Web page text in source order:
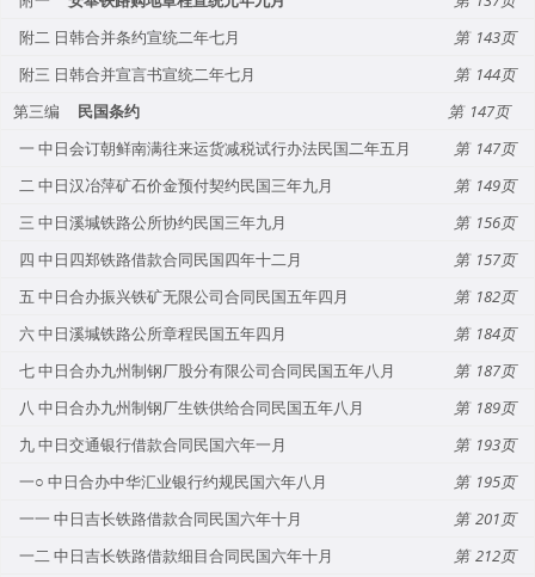
附二 日韩合并条约宣统二年七月
143
附三 日韩合并宣言书宣统二年七月
144
第三编
民国条约
147
一 中日会订朝鲜南满往来运货减税试行办法民国二年五月
147
二 中日汉冶萍矿石价金预付契约民国三年九月
149
三 中日溪堿铁路公所协约民国三年九月
156
四 中日四郑铁路借款合同民国四年十二月
157
五 中日合办振兴铁矿无限公司合同民国五年四月
182
六 中日溪堿铁路公所章程民国五年四月
184
七 中日合办九州制钢厂股分有限公司合同民国五年八月
187
八 中日合办九州制钢厂生铁供给合同民国五年八月
189
九 中日交通银行借款合同民国六年一月
193
一○ 中日合办中华汇业银行约规民国六年八月
195
一一 中日吉长铁路借款合同民国六年十月
201
一二 中日吉长铁路借款细目合同民国六年十月
212